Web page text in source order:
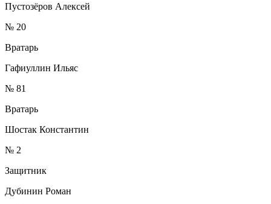
Пустозёров Алексей
№ 20
Вратарь
Гафиуллин Ильяс
№ 81
Вратарь
Шостак Константин
№ 2
Защитник
Дубинин Роман